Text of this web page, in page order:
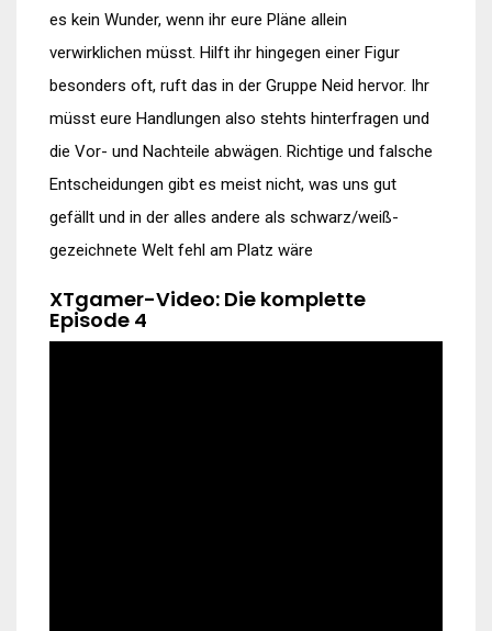
es kein Wunder, wenn ihr eure Pläne allein
verwirklichen müsst. Hilft ihr hingegen einer Figur
besonders oft, ruft das in der Gruppe Neid hervor. Ihr
müsst eure Handlungen also stehts hinterfragen und
die Vor- und Nachteile abwägen. Richtige und falsche
Entscheidungen gibt es meist nicht, was uns gut
gefällt und in der alles andere als schwarz/weiß-
gezeichnete Welt fehl am Platz wäre
XTgamer-Video: Die komplette
Episode 4